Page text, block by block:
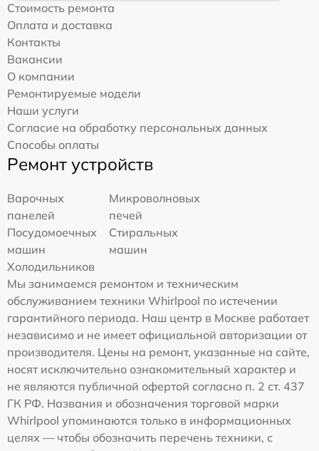
Стоимость ремонта
Оплата и доставка
Контакты
Вакансии
О компании
Ремонтируемые модели
Наши услуги
Согласие на обработку персональных данных
Способы оплаты
Ремонт устройств
Варочных
панелей
Микроволновых
печей
Посудомоечных
машин
Стиральных
машин
Холодильников
Мы занимаемся ремонтом и техническим
обслуживанием техники Whirlpool по истечении
гарантийного периода. Наш центр в Москве работает
независимо и не имеет официальной авторизации от
производителя. Цены на ремонт, указанные на сайте,
носят исключительно ознакомительный характер и
не являются публичной офертой согласно п. 2 ст. 437
ГК РФ. Названия и обозначения торговой марки
Whirlpool упоминаются только в информационных
целях — чтобы обозначить перечень техники, с